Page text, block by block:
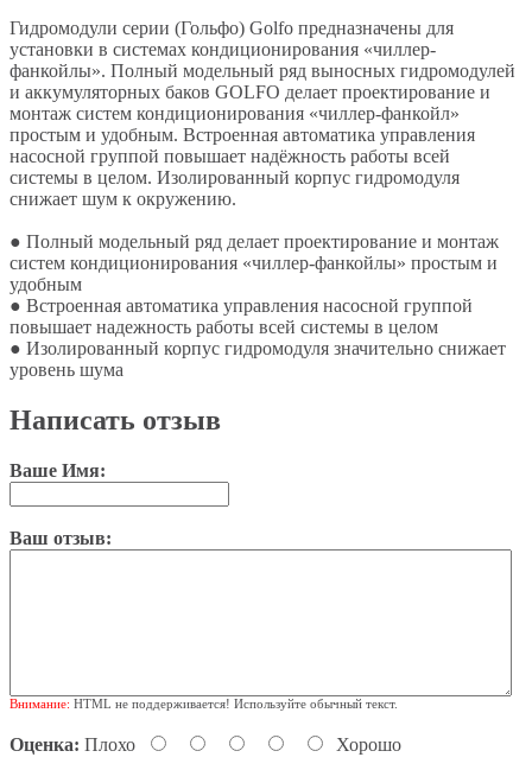
Гидромодули серии (Гольфо) Golfo предназначены для
установки в системах кондиционирования «чиллер-
фанкойлы». Полный модельный ряд выносных гидромодулей
и аккумуляторных баков GOLFO делает проектирование и
монтаж систем кондиционирования «чиллер-фанкойл»
простым и удобным. Встроенная автоматика управления
насосной группой повышает надёжность работы всей
системы в целом. Изолированный корпус гидромодуля
снижает шум к окружению.
● Полный модельный ряд делает проектирование и монтаж
систем кондиционирования «чиллер-фанкойлы» простым и
удобным
● Встроенная автоматика управления насосной группой
повышает надежность работы всей системы в целом
● Изолированный корпус гидромодуля значительно снижает
уровень шума
Написать отзыв
Ваше Имя:
Ваш отзыв:
Внимание: HTML не поддерживается! Используйте обычный текст.
Оценка: Плохо Хорошо